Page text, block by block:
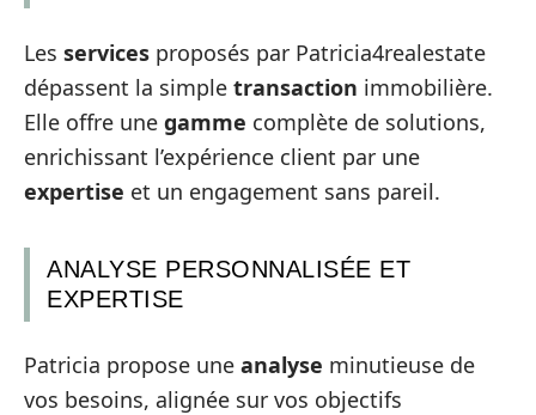
Les services proposés par Patricia4realestate
dépassent la simple transaction immobilière.
Elle offre une gamme complète de solutions,
enrichissant l’expérience client par une
expertise et un engagement sans pareil.
ANALYSE PERSONNALISÉE ET
EXPERTISE
Patricia propose une analyse minutieuse de
vos besoins, alignée sur vos objectifs